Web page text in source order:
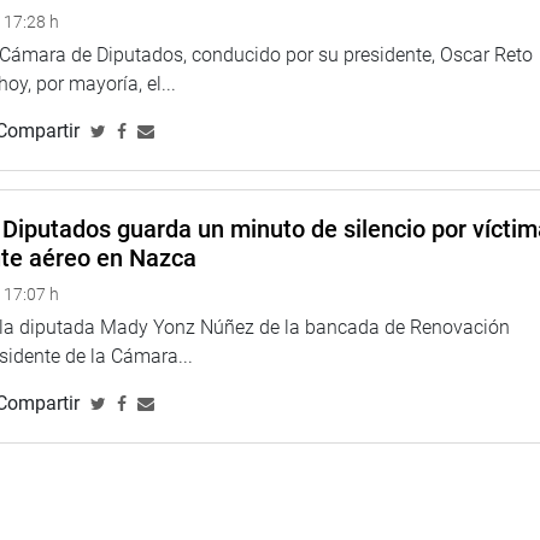
de agua para los pobladores de la localidad de
de más de dos años de gestión por su despacho
h
de Diputados, conducido por su presidente, Oscar Reto
por mayoría, el...
guarda un minuto de silencio por
aéreo en Nazca
h
diputada Mady Yonz Núñez de la bancada de Renovación
de la Cámara...